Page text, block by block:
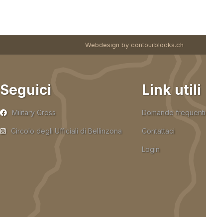
Webdesign by contourblocks.ch
Seguici
Military Cross
Circolo degli Ufficiali di Bellinzona
Link utili
Domande frequenti
Contattaci
Login